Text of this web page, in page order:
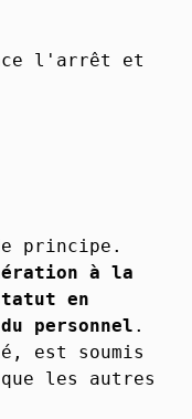
l'arrêt et
principe.
à la
en
personnel .
est soumis
que les autres